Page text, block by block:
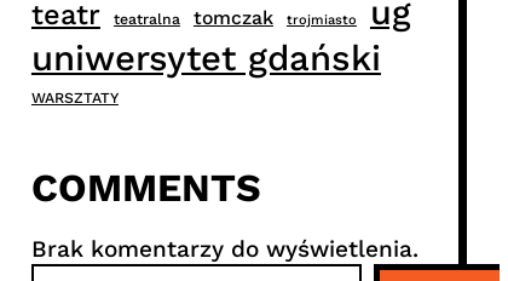
teatr
teatralna tomczak trojmiasto
ug
uniwersytet gdański
WARSZTATY
COMMENTS
Brak komentarzy do wyświetlenia.